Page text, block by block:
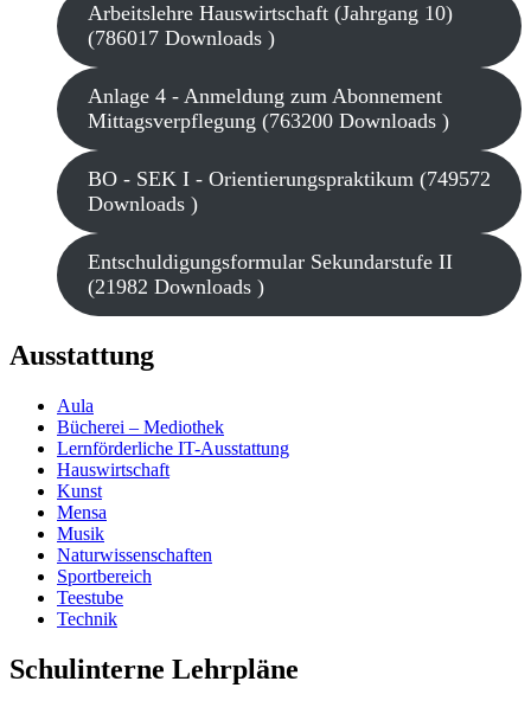
Arbeitslehre Hauswirtschaft (Jahrgang 10)
(786017 Downloads )
Anlage 4 - Anmeldung zum Abonnement
Mittagsverpflegung (763200 Downloads )
BO - SEK I - Orientierungspraktikum (749572
Downloads )
Entschuldigungsformular Sekundarstufe II
(21982 Downloads )
Ausstattung
Aula
Bücherei – Mediothek
Lernförderliche IT-Ausstattung
Hauswirtschaft
Kunst
Mensa
Musik
Naturwissenschaften
Sportbereich
Teestube
Technik
Schulinterne Lehrpläne